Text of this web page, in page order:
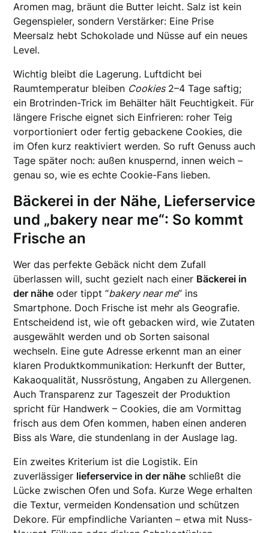
Aromen mag, bräunt die Butter leicht. Salz ist kein
Gegenspieler, sondern Verstärker: Eine Prise
Meersalz hebt Schokolade und Nüsse auf ein neues
Level.
Wichtig bleibt die Lagerung. Luftdicht bei
Raumtemperatur bleiben Cookies2–4 Tage saftig;
ein Brotrinden-Trick im Behälter hält Feuchtigkeit. Für
längere Frische eignet sich Einfrieren: roher Teig
vorportioniert oder fertig gebackene Cookies, die
im Ofen kurz reaktiviert werden. So ruft Genuss auch
Tage später noch: außen knuspernd, innen weich –
genau so, wie es echte Cookie-Fans lieben.
Bäckerei in der Nähe, Lieferservice
und „bakery near me“: So kommt
Frische an
Wer das perfekte Gebäck nicht dem Zufall
überlassen will, sucht gezielt nach einer Bäckerei in
der nähe oder tippt “bakery near me” ins
Smartphone. Doch Frische ist mehr als Geografie.
Entscheidend ist, wie oft gebacken wird, wie Zutaten
ausgewählt werden und ob Sorten saisonal
wechseln. Eine gute Adresse erkennt man an einer
klaren Produktkommunikation: Herkunft der Butter,
Kakaoqualität, Nussröstung, Angaben zu Allergenen.
Auch Transparenz zur Tageszeit der Produktion
spricht für Handwerk – Cookies, die am Vormittag
frisch aus dem Ofen kommen, haben einen anderen
Biss als Ware, die stundenlang in der Auslage lag.
Ein zweites Kriterium ist die Logistik. Ein
zuverlässiger lieferservice in der nähe schließt die
Lücke zwischen Ofen und Sofa. Kurze Wege erhalten
die Textur, vermeiden Kondensation und schützen
Dekore. Für empfindliche Varianten – etwa mit Nuss-